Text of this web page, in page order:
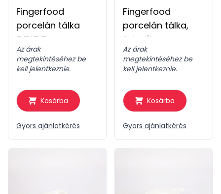
Fingerfood
porcelán tálka
7,7*7,7cm
Az árak
megtekintéséhez be
kell jelentkeznie.
Kosárba
Gyors ajánlatkérés
Fingerfood
porcelán tálka,
falevél
Az árak
megtekintéséhez be
kell jelentkeznie.
Kosárba
Gyors ajánlatkérés